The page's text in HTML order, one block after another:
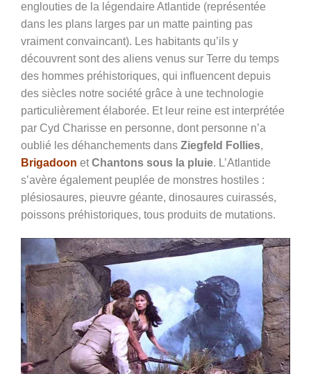
englouties de la légendaire Atlantide (représentée
dans les plans larges par un matte painting pas
vraiment convaincant). Les habitants qu’ils y
découvrent sont des aliens venus sur Terre du temps
des hommes préhistoriques, qui influencent depuis
des siècles notre société grâce à une technologie
particulièrement élaborée. Et leur reine est interprétée
par Cyd Charisse en personne, dont personne n’a
oublié les déhanchements dans Ziegfeld Follies,
Brigadoon etChantons sous la pluie. L’Atlantide
s’avère également peuplée de monstres hostiles :
plésiosaures, pieuvre géante, dinosaures cuirassés,
poissons préhistoriques, tous produits de mutations.